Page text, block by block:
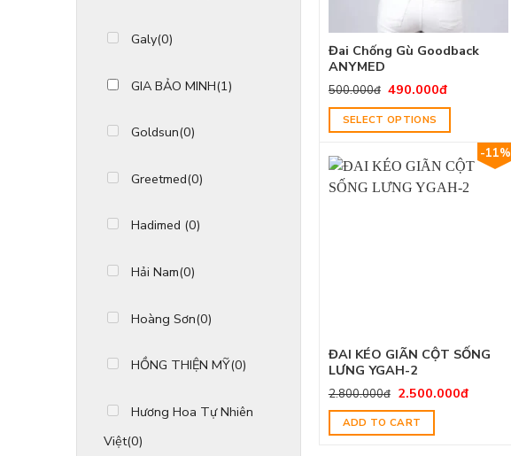
Galy(0)
GIA BẢO MINH(1)
Goldsun(0)
Greetmed(0)
Hadimed (0)
Hải Nam(0)
Hoàng Sơn(0)
HỒNG THIỆN MỸ(0)
Hương Hoa Tự Nhiên
Việt(0)
Đai Chống Gù Goodback
ANYMED
500.000đ 490.000đ
SELECT OPTIONS
-11%
ĐAI KÉO GIÃN CỘT SỐNG
LƯNG YGAH-2
2.800.000đ 2.500.000đ
ADD TO CART